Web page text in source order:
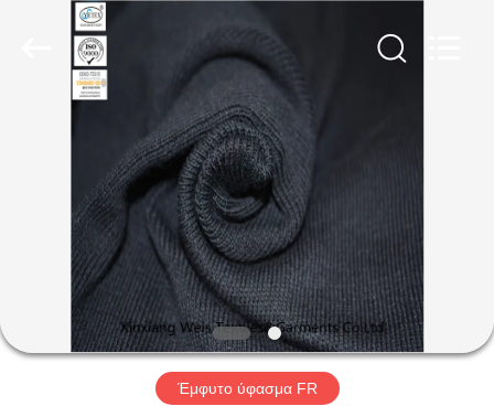
ΠΡΟΪΌΝΤΑ
ΠΕΡΊΠΟΥ
ΕΜΕΊΣ
ΓΎΡΟΣ
ΕΡΓΟΣΤΑΣΊΩΝ
Textiles&Garments
Έμφυτο ύφασμα FR